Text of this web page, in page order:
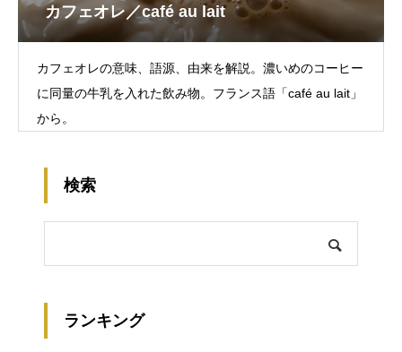
カフェオレ／café au lait
カフェオレの意味、語源、由来を解説。濃いめのコーヒー
に同量の牛乳を入れた飲み物。フランス語「café au lait」
から。
検索
ランキング